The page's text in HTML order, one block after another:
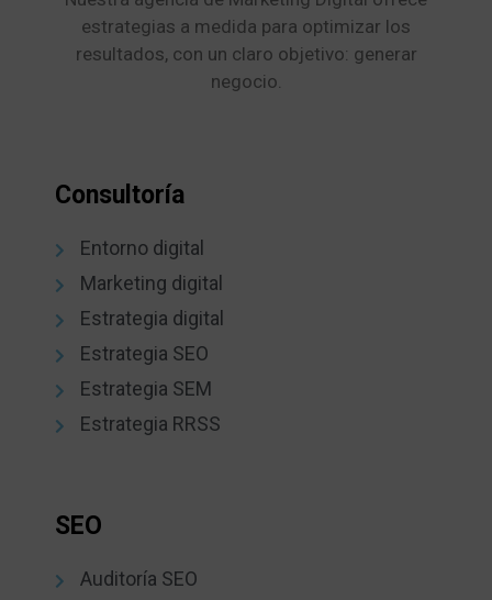
estrategias a medida para optimizar los
resultados, con un claro objetivo: generar
negocio.
Consultoría
Entorno digital
Marketing digital
Estrategia digital
Estrategia SEO
Estrategia SEM
Estrategia RRSS
SEO
Auditoría SEO